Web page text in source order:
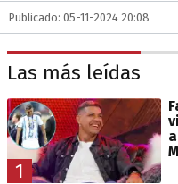
Publicado: 05-11-2024 20:08
Las más leídas
1